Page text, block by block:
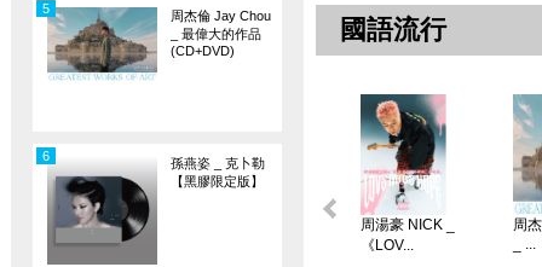
周杰倫 Jay Chou
_ 最偉大的作品
(CD+DVD)
5
孫燕姿 _ 克卜勒
【黑膠限定版】
6
國語流行
周湯豪 NICK _
《LOV...
周
_ ...